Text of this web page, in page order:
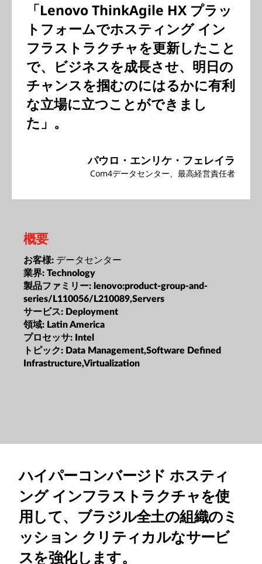
「Lenovo ThinkAgile HX プラッ
トフォームでホスティング イン
フラストラクチャを更新したこと
で、ビジネスを成長させ、明日の
チャンスを掴むのにはるかに有利
な立場に立つことができまし
た」。
パウロ・エンリケ・フェレイラ
Com4データセンター、最高経営責任者
概要
お客様: データセンター
業界: Technology
製品ファミリー: lenovo:product-group-and-
series/L110056/L210089,Servers
サービス: Deployment
領域: Latin America
プロセッサ: Intel
トピック: Data Management,Software Defined
Infrastructure,Virtualization
ハイパーコンバージド ホスティ
ング インフラストラクチャを使
用して、ブラジル全土の組織のミ
ッション クリティカルなサービ
スを強化します。